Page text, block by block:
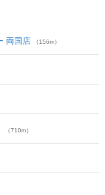
両国店 （156m）
（710m）